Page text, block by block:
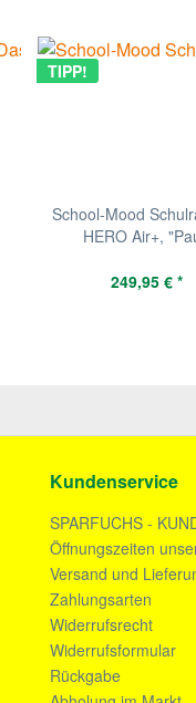
TIPP!
School-Mood
HERO Air+,
249,95 € *
Kundenservice
SPARFUCHS -
Öffnungszeiten
Versand und
Zahlungsarten
Widerrufsrecht
Widerrufsformular
Rückgabe